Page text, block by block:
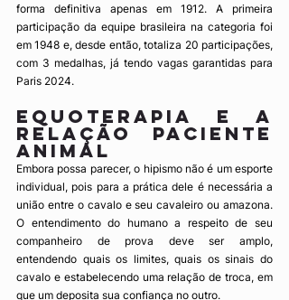
forma definitiva apenas em 1912. A primeira
participação da equipe brasileira na categoria foi
em 1948 e, desde então, totaliza 20 participações,
com 3 medalhas, já tendo vagas garantidas para
Paris 2024.
Equoterapia e a
relação paciente
animal
Embora possa parecer, o hipismo não é um esporte
individual, pois para a prática dele é necessária a
união entre o cavalo e seu cavaleiro ou amazona.
O entendimento do humano a respeito de seu
companheiro de prova deve ser amplo,
entendendo quais os limites, quais os sinais do
cavalo e estabelecendo uma relação de troca, em
que um deposita sua confiança no outro.